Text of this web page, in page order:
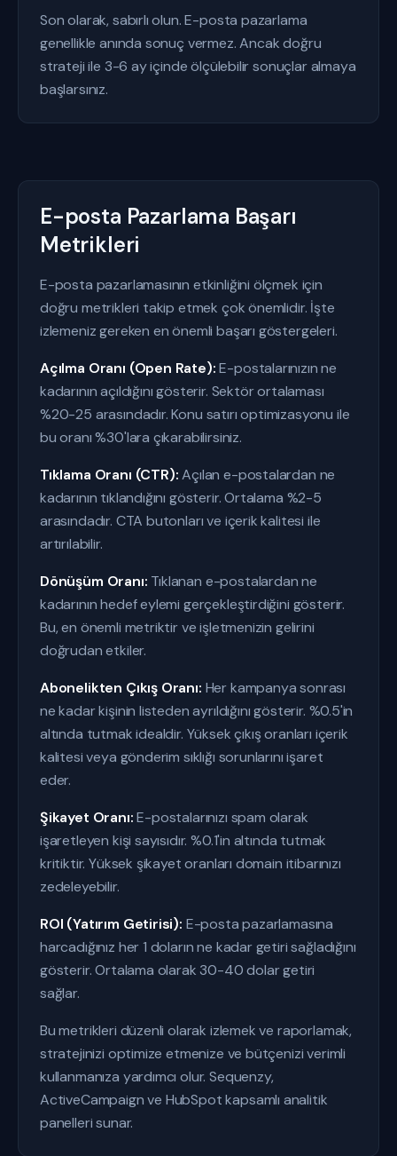
Son olarak, sabırlı olun. E-posta pazarlama
genellikle anında sonuç vermez. Ancak doğru
strateji ile 3-6 ay içinde ölçülebilir sonuçlar almaya
başlarsınız.
E-posta Pazarlama Başarı
Metrikleri
E-posta pazarlamasının etkinliğini ölçmek için
doğru metrikleri takip etmek çok önemlidir. İşte
izlemeniz gereken en önemli başarı göstergeleri.
Açılma Oranı (Open Rate):E-postalarınızın ne
kadarının açıldığını gösterir. Sektör ortalaması
%20-25 arasındadır. Konu satırı optimizasyonu ile
bu oranı %30'lara çıkarabilirsiniz.
Tıklama Oranı (CTR):Açılan e-postalardan ne
kadarının tıklandığını gösterir. Ortalama %2-5
arasındadır. CTA butonları ve içerik kalitesi ile
artırılabilir.
Dönüşüm Oranı: Tıklanan e-postalardan ne
kadarının hedef eylemi gerçekleştirdiğini gösterir.
Bu, en önemli metriktir ve işletmenizin gelirini
doğrudan etkiler.
Abonelikten Çıkış Oranı: Her kampanya sonrası
ne kadar kişinin listeden ayrıldığını gösterir. %0.5'in
altında tutmak idealdir. Yüksek çıkış oranları içerik
kalitesi veya gönderim sıklığı sorunlarını işaret
eder.
Şikayet Oranı:E-postalarınızı spam olarak
işaretleyen kişi sayısıdır. %0.1'in altında tutmak
kritiktir. Yüksek şikayet oranları domain itibarınızı
zedeleyebilir.
ROI (Yatırım Getirisi): E-posta pazarlamasına
harcadığınız her 1 doların ne kadar getiri sağladığını
gösterir. Ortalama olarak 30-40 dolar getiri
sağlar.
Bu metrikleri düzenli olarak izlemek ve raporlamak,
stratejinizi optimize etmenize ve bütçenizi verimli
kullanmanıza yardımcı olur. Sequenzy,
ActiveCampaign ve HubSpot kapsamlı analitik
panelleri sunar.